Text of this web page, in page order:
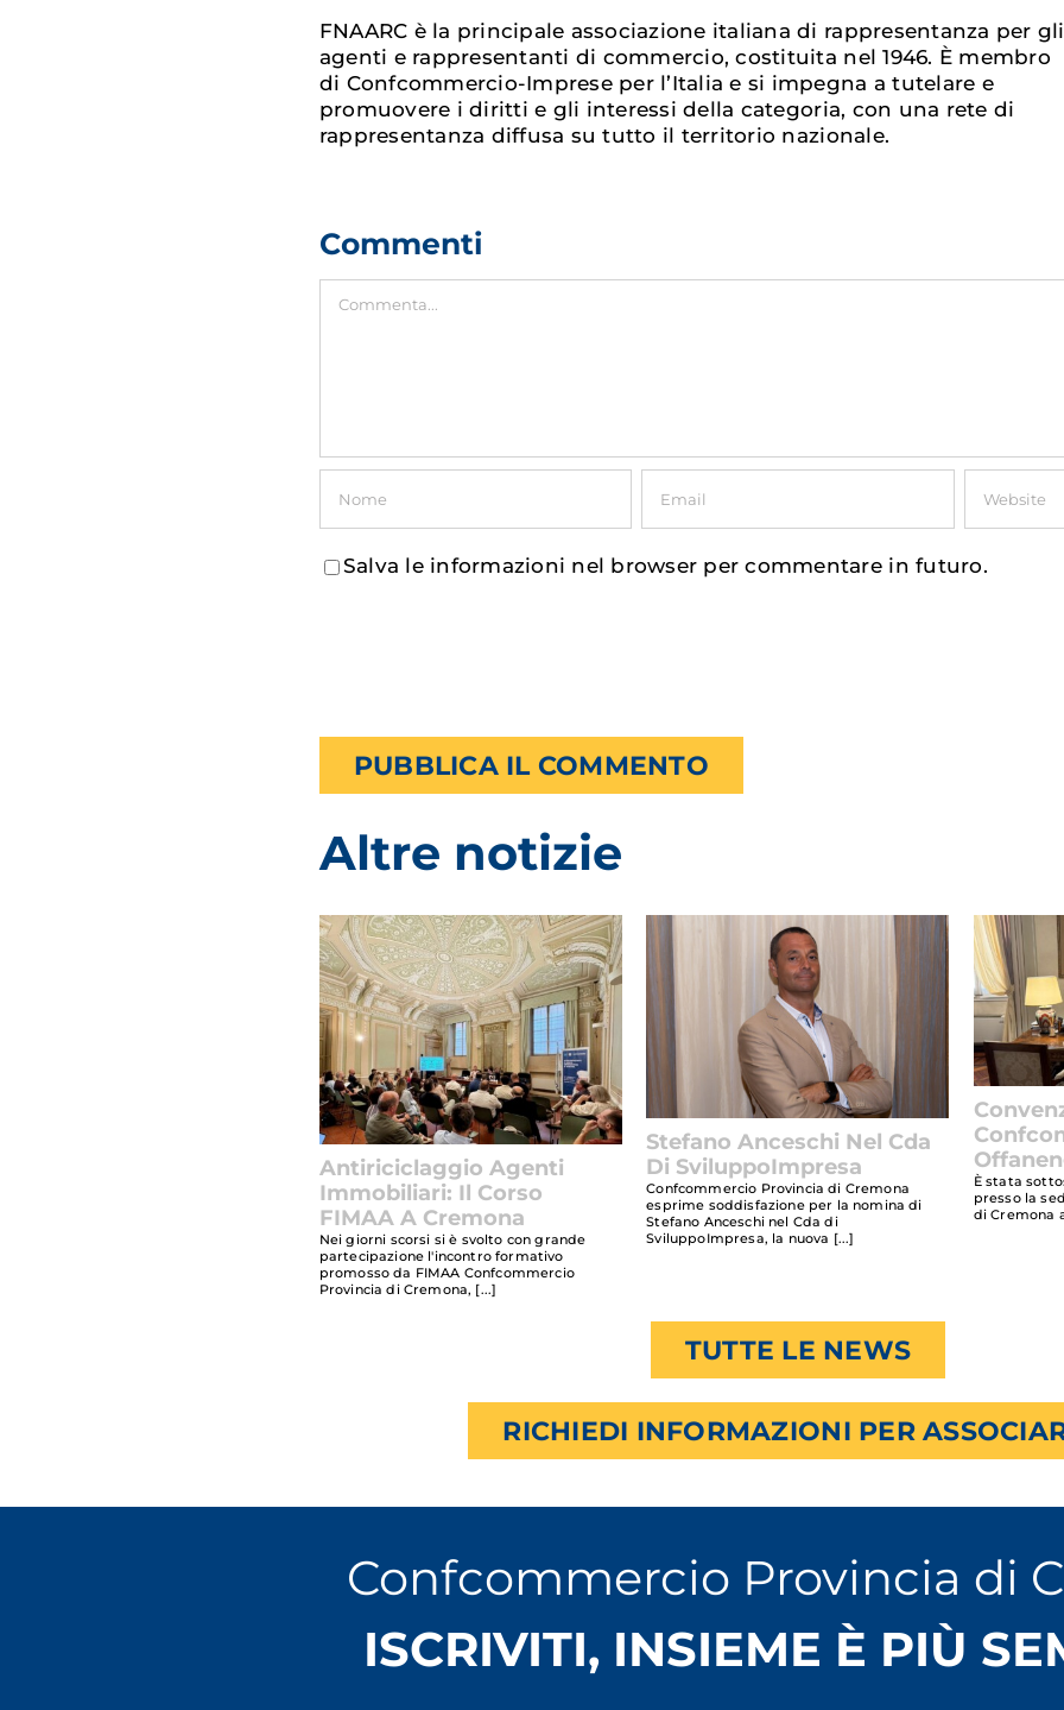
FNAARC è la principale associazione italiana di rappresentanza per gli
agenti e rappresentanti di commercio, costituita nel 1946. È membro
di Confcommercio-Imprese per l’Italia e si impegna a tutelare e
promuovere i diritti e gli interessi della categoria, con una rete di
rappresentanza diffusa su tutto il territorio nazionale.
Commenti
Salva le informazioni nel browser per commentare in futuro.
Altre notizie
Antiriciclaggio Agenti
Immobiliari: Il Corso
FIMAA A Cremona
Nei giorni scorsi si è svolto con grande
partecipazione l'incontro formativo
promosso da FIMAA Confcommercio
Provincia di Cremona,
Stefano Anceschi Nel Cda
Di SviluppoImpresa
Confcommercio Provincia di Cremona
esprime soddisfazione per la nomina di
Stefano Anceschi nel Cda di
SviluppoImpresa, la nuova
È stata
presso la
di Cremona
TUTTE LE NEWS
RICHIEDI INFORMAZIONI PER
Confcommercio Provincia di
ISCRIVITI, INSIEME È PIÙ